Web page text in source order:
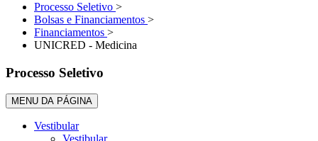
Processo Seletivo >
Bolsas e Financiamentos >
Financiamentos >
UNICRED - Medicina
Processo Seletivo
MENU DA PÁGINA
Vestibular